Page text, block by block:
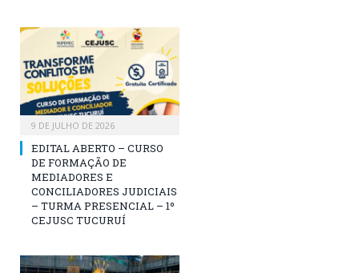
9 DE JULHO DE 2026
EDITAL ABERTO – CURSO
DE FORMAÇÃO DE
MEDIADORES E
CONCILIADORES JUDICIAIS
– TURMA PRESENCIAL – 1º
CEJUSC TUCURUÍ